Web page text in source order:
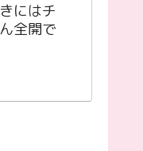
にはチ
全開で